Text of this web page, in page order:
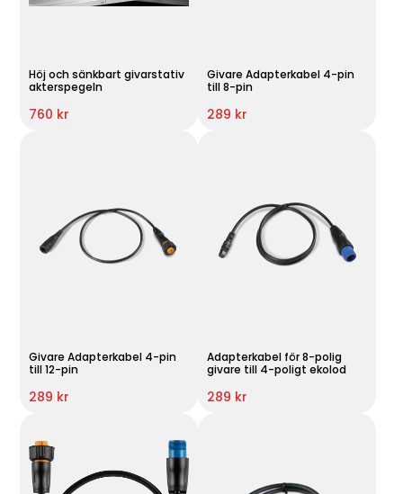
Höj och sänkbart givarstativ
akterspegeln
760 kr
Givare Adapterkabel 4-pin
till 8-pin
289 kr
Givare Adapterkabel 4-pin
till 12-pin
289 kr
Adapterkabel för 8-polig
givare till 4-poligt ekolod
289 kr